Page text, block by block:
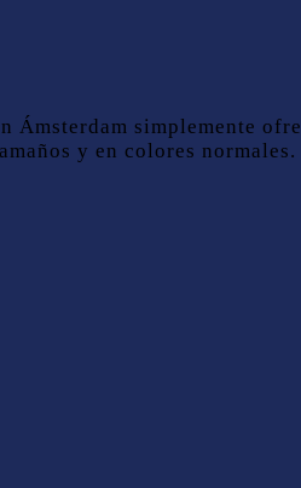
simplemente
y en colores